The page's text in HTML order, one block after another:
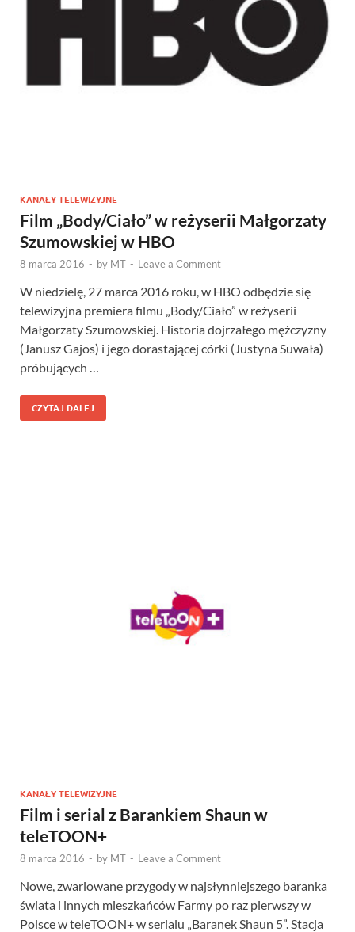
KANAŁY TELEWIZYJNE
Film „Body/Ciało” w reżyserii Małgorzaty
Szumowskiej w HBO
8 marca 2016 - by MT - Leave a Comment
W niedzielę, 27 marca 2016 roku, w HBO odbędzie się
telewizyjna premiera filmu „Body/Ciało” w reżyserii
Małgorzaty Szumowskiej. Historia dojrzałego mężczyzny
(Janusz Gajos) i jego dorastającej córki (Justyna Suwała)
próbujących …
CZYTAJ DALEJ
KANAŁY TELEWIZYJNE
Film i serial z Barankiem Shaun w
teleTOON+
8 marca 2016 - by MT - Leave a Comment
Nowe, zwariowane przygody w najsłynniejszego baranka
świata i innych mieszkańców Farmy po raz pierwszy w
Polsce w teleTOON+ w serialu „Baranek Shaun 5”. Stacja